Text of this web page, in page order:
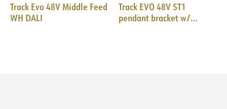
Track Evo 48V Middle Feed
WH DALI
Track EVO 48V ST1
pendant bracket w/